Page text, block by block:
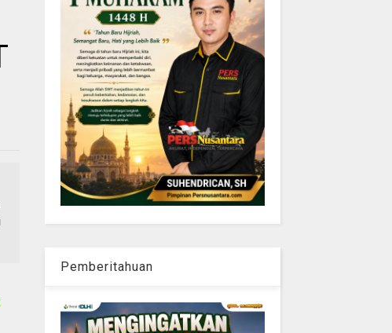
Pemberitahuan